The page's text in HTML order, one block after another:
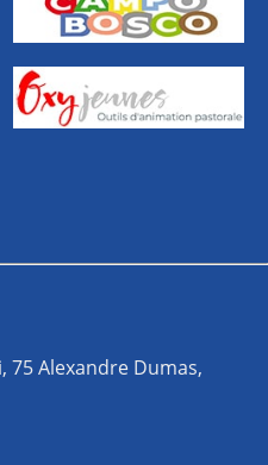
75 Alexandre Dumas,